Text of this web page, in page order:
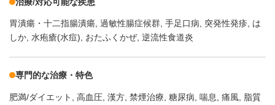
胃潰瘍・十二指腸潰瘍 過敏性腸症候群 手足口病 突発性発疹 は
しか 水疱瘡(水痘) おたふくかぜ 逆流性食道炎
専門的な治療・特色
肥満/ダイエット 高血圧 漢方 禁煙治療 糖尿病 喘息 痛風
脂質